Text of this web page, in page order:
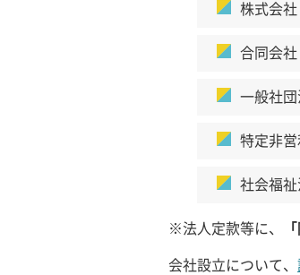
株式会社
合同会社
一般社団
特定非営
社会福
※法人定款等に、
会社設立について、